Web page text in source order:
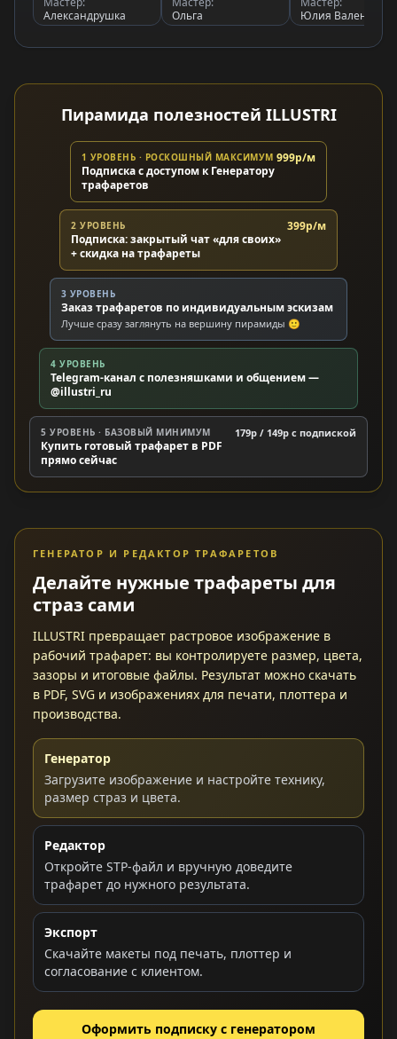
Александрушка
Ольга
Юлия
Пирамида полезностей ILLUSTRI
1 УРОВЕНЬ · РОСКОШНЫЙ МАКСИМУМ
Подписка с доступом к Генератору
трафаретов
999р/м
2 УРОВЕНЬ
Подписка: закрытый чат «для своих»
+ скидка на трафареты
399р/м
3 УРОВЕНЬ
Заказ трафаретов по индивидуальным эскизам
Лучше сразу заглянуть на вершину пирамиды 🙂
4 УРОВЕНЬ
Telegram-канал с полезняшками и общением —
@illustri_ru
5 УРОВЕНЬ · БАЗОВЫЙ МИНИМУМ
Купить готовый трафарет в PDF
прямо сейчас
179р / 149р c подпиской
ГЕНЕРАТОР И РЕДАКТОР ТРАФАРЕТОВ
Делайте нужные трафареты для
страз сами
ILLUSTRI превращает растровое изображение в
рабочий трафарет: вы контролируете размер, цвета,
зазоры и итоговые файлы. Результат можно скачать
в PDF, SVG и изображениях для печати, плоттера и
производства.
Генератор
Загрузите изображение и настройте технику,
размер страз и цвета.
Редактор
Откройте STP-файл и вручную доведите
трафарет до нужного результата.
Экспорт
Скачайте макеты под печать, плоттер и
согласование с клиентом.
Оформить подписку с генератором